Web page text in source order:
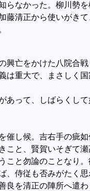
らなかった。柳川勢を
藤清正から使いがき
亡をかけた八院合戦
は重大で、まさしく
あって、しばらくし
し候。吉右手の疵如
と、賢賀いそぎて瀬
こと勿論のことなり
、侍従も否みがたく
良を清正の陣所へ遣